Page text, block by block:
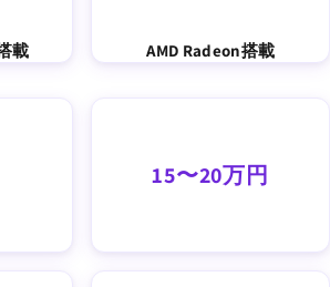
載 AMD Radeon搭載
15〜20万円